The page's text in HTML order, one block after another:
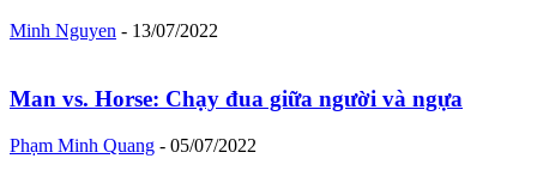
Minh Nguyen - 13/07/2022
Man vs. Horse: Chạy đua giữa người và ngựa
Phạm Minh Quang - 05/07/2022